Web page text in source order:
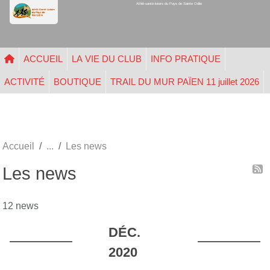
Athlé-santé-loisirs du Pays de Sainte Odile
ACCUEIL LA VIE DU CLUB INFO PRATIQUE
ACTIVITÉ BOUTIQUE TRAIL DU MUR PAÏEN 11 juillet 2026
Accueil Les news
Les news
12 news
DÉC.
2020
Panneau de gestion des cookies